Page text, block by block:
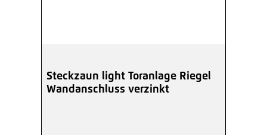
Steckzaun light Toranlage Riegel
Wandanschluss verzinkt